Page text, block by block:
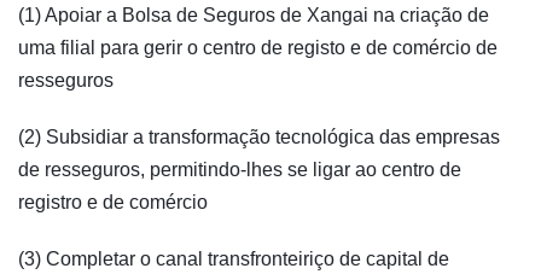
(1) Apoiar a Bolsa de Seguros de Xangai na criação de
uma filial para gerir o centro de registo e de comércio de
resseguros
(2) Subsidiar a transformação tecnológica das empresas
de resseguros, permitindo-lhes se ligar ao centro de
registro e de comércio
(3) Completar o canal transfronteiriço de capital de